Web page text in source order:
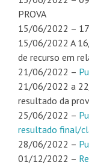
PROVA
15/06/2022 –
15/06/2022 A
de recurso em
21/06/2022 –
21/06/2022 a
resultado da
25/06/2022 –
resultado final/
28/06/2022 –
01/12/2022 –